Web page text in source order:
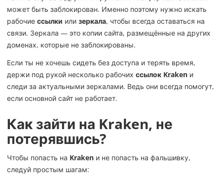
может быть заблокирован. Именно поэтому нужно искать
рабочие ссылки или зеркала, чтобы всегда оставаться на
связи. Зеркала — это копии сайта, размещённые на других
доменах, которые не заблокированы.
Если ты не хочешь сидеть без доступа и терять время,
держи под рукой несколько рабочих ссылок Kraken и
следи за актуальными зеркалами. Ведь они всегда помогут,
если основной сайт не работает.
Как зайти на Kraken, не
потерявшись?
Чтобы попасть на Kraken и не попасть на фальшивку,
следуй простым шагам: